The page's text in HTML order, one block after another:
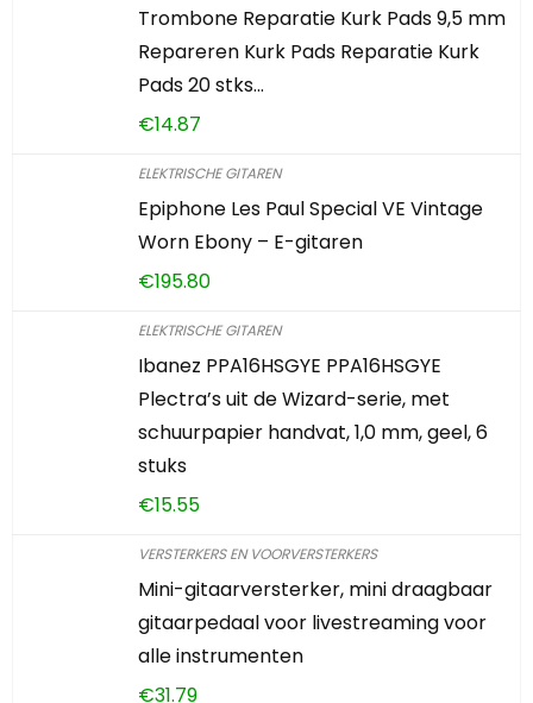
Trombone Reparatie Kurk Pads 9,5 mm
Repareren Kurk Pads Reparatie Kurk
Pads 20 stks…
€14.87
ELEKTRISCHE GITAREN
Epiphone Les Paul Special VE Vintage
Worn Ebony – E-gitaren
€195.80
ELEKTRISCHE GITAREN
Ibanez PPA16HSGYE PPA16HSGYE
Plectra’s uit de Wizard-serie, met
schuurpapier handvat, 1,0 mm, geel, 6
stuks
€15.55
VERSTERKERS EN VOORVERSTERKERS
Mini-gitaarversterker, mini draagbaar
gitaarpedaal voor livestreaming voor
alle instrumenten
€31.79